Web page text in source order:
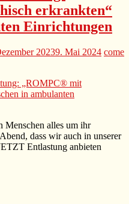
erkrankten“
Einrichtungen
20239. Mai 2024 come
Menschen alles um ihr
dass wir auch in unserer
Entlastung anbieten